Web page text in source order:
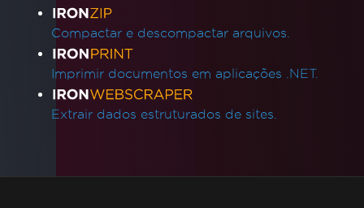
Compactar e descompactar arquivos.
Imprimir documentos em aplicações .NET.
Extrair dados estruturados de sites.